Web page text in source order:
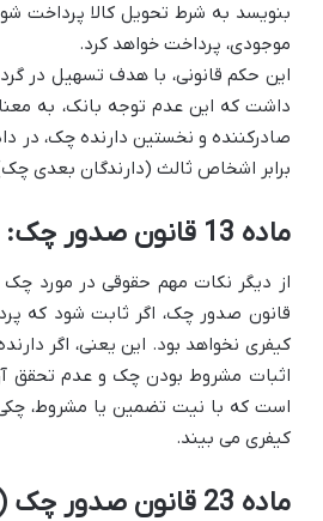
بنویسد به شرط تحویل کالا پرداخت
موجودی، پرداخت خواهد کرد.
این حکم قانونی، با هدف تسهیل در
داشت که این عدم توجه بانک، به
صادرکننده و نخستین دارنده چک، در
برابر اشخاص ثالث (دارندگان بعدی
ماده 13 قانون صدور چک: عدم امکان تعقیب کیفری صادرکننده چک مشروط
قانون صدور چک، اگر ثابت شود که
کیفری نخواهد بود. این یعنی، اگر
اثبات مشروط بودن چک و عدم تحقق
است که با نیت تضمین یا مشروط، چکی
کیفری می بیند.